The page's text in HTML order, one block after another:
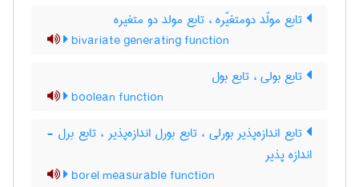
تابع مولّد دومتغیّره ، تابع مولد دو متغیره
bivariate generating function
تابع بولی ، تابع بول
boolean function
تابع اندازه‌پذیر بورلی ، تابع بورل اندازه‌پذیر ، تابع برل -
اندازه پذیر
borel measurable function